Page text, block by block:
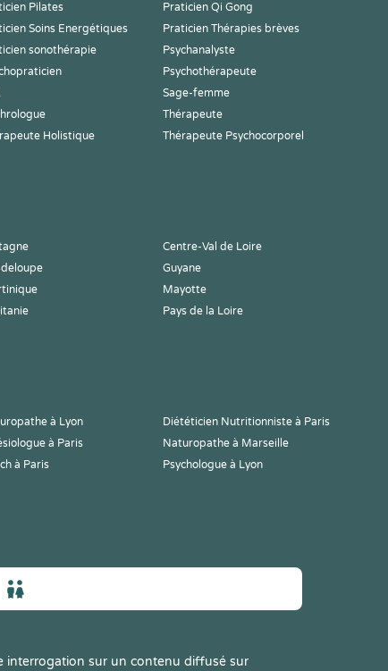
Pilates
Praticien Qi Gong
Soins Energétiques
Praticien Thérapies brèves
sonothérapie
Psychanalyste
Psychothérapeute
Sage-femme
Thérapeute
Holistique
Thérapeute Psychocorporel
Centre-Val de Loire
Guyane
Mayotte
Pays de la Loire
à Lyon
Diététicien Nutritionniste à Paris
à Paris
Naturopathe à Marseille
à Paris
Psychologue à Lyon
interrogation sur un contenu diffusé sur